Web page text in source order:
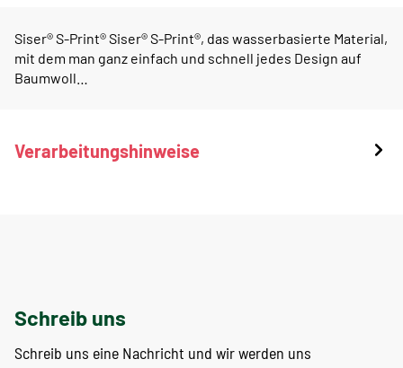
Siser® S-Print® Siser® S-Print®, das wasserbasierte Material,
mit dem man ganz einfach und schnell jedes Design auf
Baumwoll…
Verarbeitungshinweise
Schreib uns
Schreib uns eine Nachricht und wir werden uns